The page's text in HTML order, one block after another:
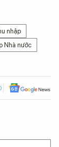
nhập
Nhà nước